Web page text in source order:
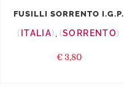
FUSILLI SORRENTO I.G.P.
ITALIA SORRENTO
€ 3,80